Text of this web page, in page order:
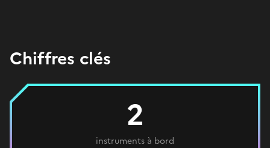
Chiffres clés
2
instruments à bord